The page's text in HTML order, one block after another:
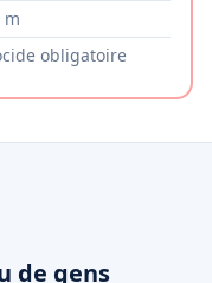
m
obligatoire
de gens